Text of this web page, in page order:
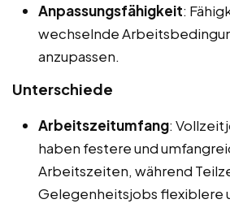
Anpassungsfähigkeit:
wechselnde
anzupassen.
Unterschiede
Arbeitszeitumfang:
haben festere und
Arbeitszeiten, während
Gelegenheitsjobs flexiblere